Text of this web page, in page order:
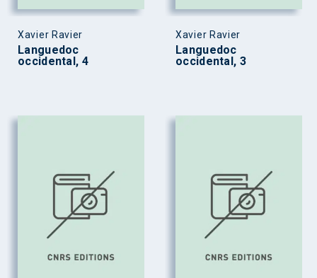
Xavier Ravier
Languedoc
occidental, 4
Xavier Ravier
Languedoc
occidental, 3